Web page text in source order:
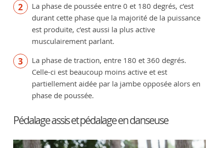
La phase de poussée entre 0 et 180 degrés, c’est
durant cette phase que la majorité de la puissance
est produite, c’est aussi la plus active
musculairement parlant.
La phase de traction, entre 180 et 360 degrés.
Celle-ci est beaucoup moins active et est
partiellement aidée par la jambe opposée alors en
phase de poussée.
Pédalage assis et pédalage en danseuse